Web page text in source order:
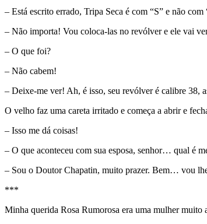
– Está escrito errado, Tripa Seca é com “S” e não com
– Não importa! Vou coloca-las no revólver e ele vai
– O que foi?
– Não cabem!
– Deixe-me ver! Ah, é isso, seu revólver é calibre 38,
O velho faz uma careta irritado e começa a abrir e
– Isso me dá coisas!
– O que aconteceu com sua esposa, senhor… qual é
– Sou o Doutor Chapatin, muito prazer. Bem… vou
***
Minha querida Rosa Rumorosa era uma mulher muito